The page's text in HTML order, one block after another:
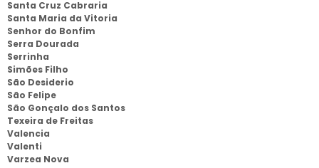
Santa Cruz Cabraria
Santa Maria da Vitoria
Senhor do Bonfim
Serra Dourada
Serrinha
Simões Filho
São Desiderio
São Felipe
São Gonçalo dos Santos
Texeira de Freitas
Valencia
Valenti
Varzea Nova